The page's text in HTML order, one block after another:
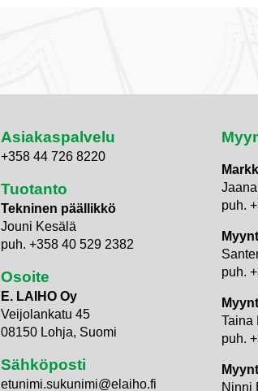
Asiakaspalvelu
+358 44 726 8220
Tuotanto
Tekninen päällikkö
Jouni Kesälä
puh. +358 40 529 2382
Osoite
E. LAIHO Oy
Veijolankatu 45
08150 Lohja, Suomi
Sähköposti
etunimi.sukunimi@elaiho.fi
puh.
puh.
Taina
puh.
Ninni